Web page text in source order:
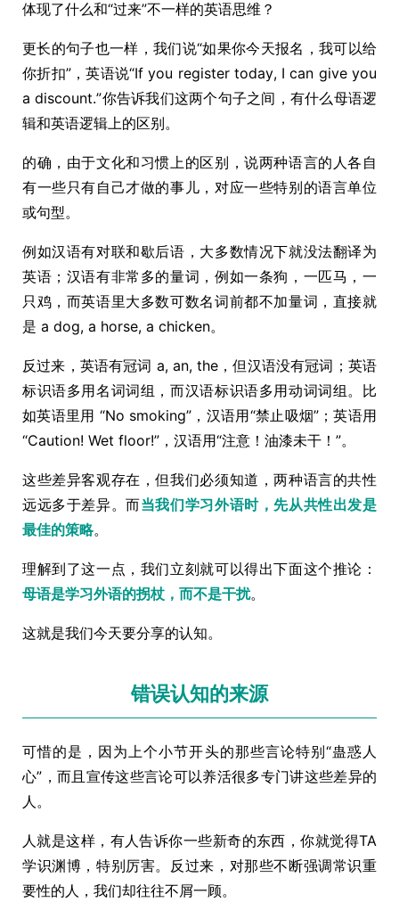
体现了什么和“过来”不一样的英语思维？
更长的句子也一样，我们说“如果你今天报名，我可以给
你折扣”，英语说“If you register today, I can give you
a discount.”你告诉我们这两个句子之间，有什么母语逻
辑和英语逻辑上的区别。
的确，由于文化和习惯上的区别，说两种语言的人各自
有一些只有自己才做的事儿，对应一些特别的语言单位
或句型。
例如汉语有对联和歇后语，大多数情况下就没法翻译为
英语；汉语有非常多的量词，例如一条狗，一匹马，一
只鸡，而英语里大多数可数名词前都不加量词，直接就
是 a dog, a horse, a chicken。
反过来，英语有冠词 a, an, the，但汉语没有冠词；英语
标识语多用名词词组，而汉语标识语多用动词词组。比
如英语里用 “No smoking”，汉语用“禁止吸烟”；英语用
“Caution! Wet floor!”，汉语用“注意！油漆未干！”。
这些差异客观存在，但我们必须知道，两种语言的共性
远远多于差异。而当我们学习外语时，先从共性出发是
最佳的策略。
理解到了这一点，我们立刻就可以得出下面这个推论：
母语是学习外语的拐杖，而不是干扰。
这就是我们今天要分享的认知。
错误认知的来源
可惜的是，因为上个小节开头的那些言论特别“蛊惑人
心”，而且宣传这些言论可以养活很多专门讲这些差异的
人。
人就是这样，有人告诉你一些新奇的东西，你就觉得TA
学识渊博，特别厉害。反过来，对那些不断强调常识重
要性的人，我们却往往不屑一顾。